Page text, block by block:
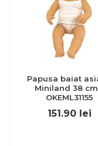
Papusa baiat
Miniland 38
OKEML31155
151.90 lei